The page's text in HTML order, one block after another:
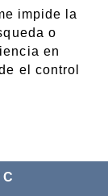
impide la
o
en
el control
C